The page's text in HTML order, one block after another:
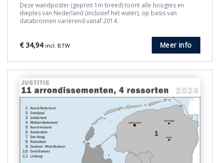
Deze wandposter (geprint 1m breed) toont alle hoogtes en
dieptes van Nederland (inclusief het water), op basis van
databronnen variërend vanaf 2014.
€34,94 incl. BTW Meer info